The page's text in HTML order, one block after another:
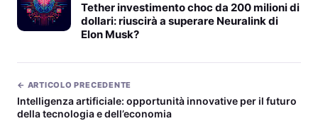
Tether investimento choc da 200 milioni di
dollari: riuscirà a superare Neuralink di
Elon Musk?
← ARTICOLO PRECEDENTE
Intelligenza artificiale: opportunità innovative per il futuro
della tecnologia e dell’economia